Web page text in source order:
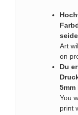
Art
on
Du
5mm
You
print